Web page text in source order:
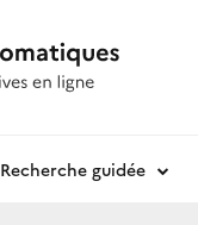
Recherche guidée